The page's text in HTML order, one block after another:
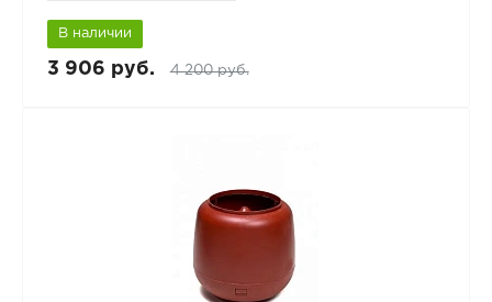
В наличии
3 906 руб. 4 200 руб.